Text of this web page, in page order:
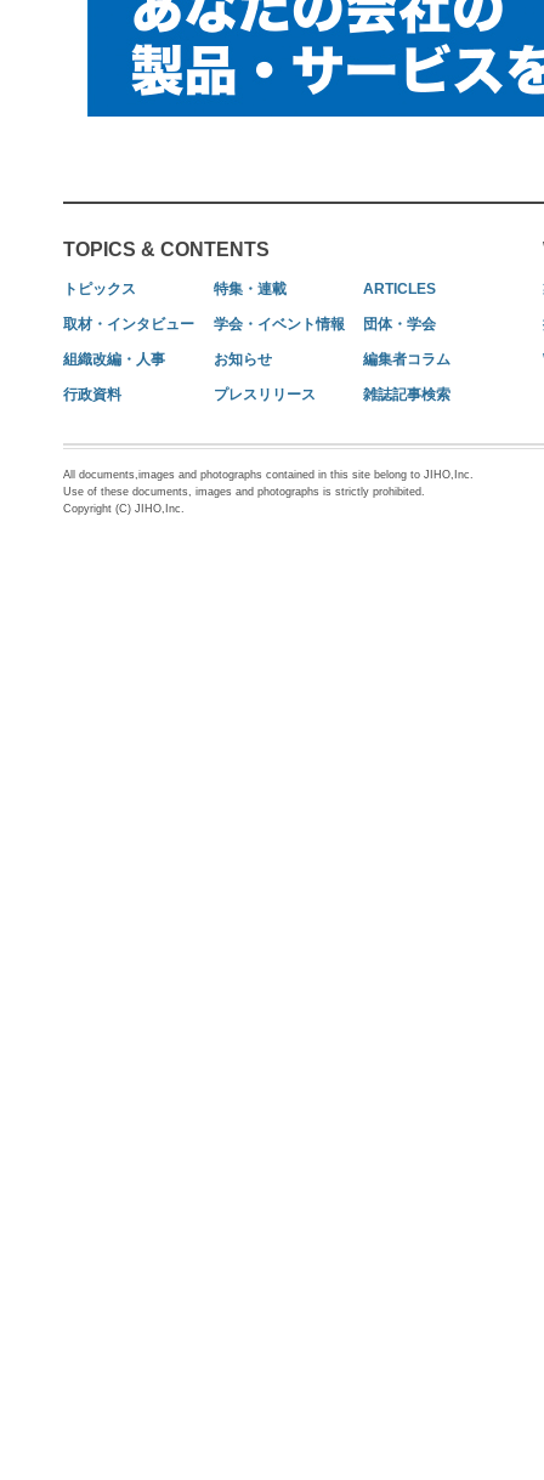
TOPICS & CONTENTS
トピックス 特集・連載 ARTICLES
取材・インタビュー 学会・イベント情報 団体・学会
組織改編・人事 お知らせ 編集者コラム
行政資料 プレスリリース 雑誌記事検索
All documents,images and photographs contained in this site belong to JIHO,Inc.
Use of these documents, images and photographs is strictly prohibited.
Copyright (C) JIHO,Inc.